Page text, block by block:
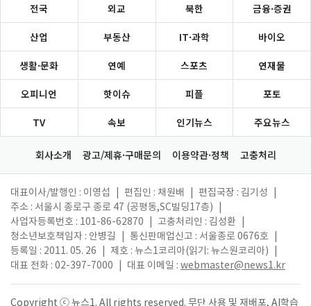
전국 외교 북한 금융·증권
산업 부동산 IT·과학 바이오
생활·문화 연예 스포츠 연재물
오피니언 핫이슈 피플 포토
TV 속보 인기뉴스 주요뉴스
회사소개 광고/제휴·구매문의 이용약관·정책 고충처리
대표이사/발행인 : 이영섭 편집인 : 채원배 편집국장 : 김기성
주소 : 서울시 종로구 종로 47 (공평동,SC빌딩17층)
사업자등록번호 : 101-86-62870
고충처리인 : 김성환
청소년보호책임자 : 안병길
통신판매업신고 : 서울종로 0676호
등록일 : 2011. 05. 26
제호 : 뉴스1코리아(읽기: 뉴스원코리아)
대표 전화 : 02-397-7000
대표 이메일 : webmaster@news1.kr
Copyright ⓒ 뉴스1. All rights reserved. 무단 사용 및 재배포, AI학습